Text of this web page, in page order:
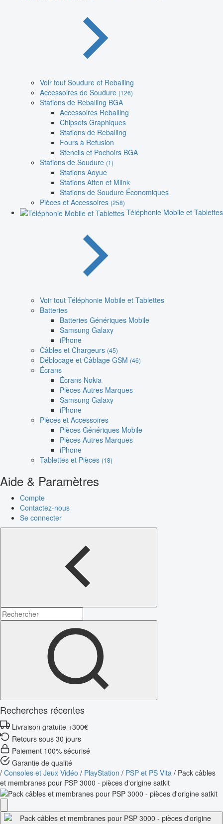
Voir tout Soudure et Reballing
Accessoires de Soudure (126)
Stations de Reballing BGA
Accessoires Reballing
Chipsets Graphiques
Stations de Reballing
Fours à Refusion
Stencils et Pochoirs BGA
Stations de Soudure (1)
Stations Aoyue
Stations Atten et Mlink
Stations de Soudure Économiques
Pièces et Accessoires (258)
Téléphonie Mobile et Tablettes
Voir tout Téléphonie Mobile et Tablettes
Batteries
Batteries Génériques Mobile
Samsung Galaxy
iPhone
Câbles et Chargeurs (45)
Déblocage et Câblage GSM (46)
Écrans
Écrans Nokia
Pièces Autres Marques
Samsung Galaxy
iPhone
Pièces et Accessoires
Pièces Génériques Mobile
Pièces Autres Marques
iPhone
Tablettes et Pièces (18)
Aide & Paramètres
Compte
Contactez-nous
Se connecter
Recherches récentes
Livraison gratuite +300€
Retours sous 30 jours
Paiement 100% sécurisé
Garantie de qualité
/ Consoles et Jeux Vidéo / PlayStation / PSP et PS Vita / Pack câbles
et membranes pour PSP 3000 - pièces d'origine satkit